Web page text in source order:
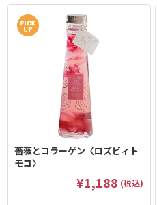
薔薇とコラーゲン〈ロズビィト
モコ〉
¥1,188 (税込)